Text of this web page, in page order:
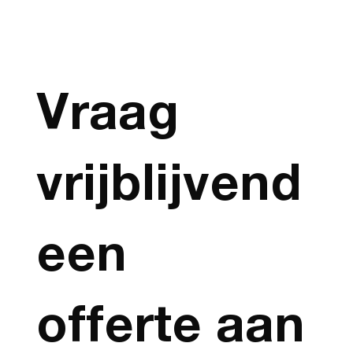
Vraag
vrijblijvend
een
offerte aan